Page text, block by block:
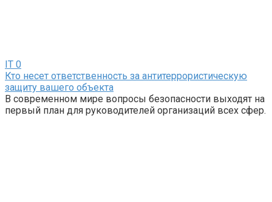
IT 0
Кто несет ответственность за антитеррористическую
защиту вашего объекта
В современном мире вопросы безопасности выходят на
первый план для руководителей организаций всех сфер.